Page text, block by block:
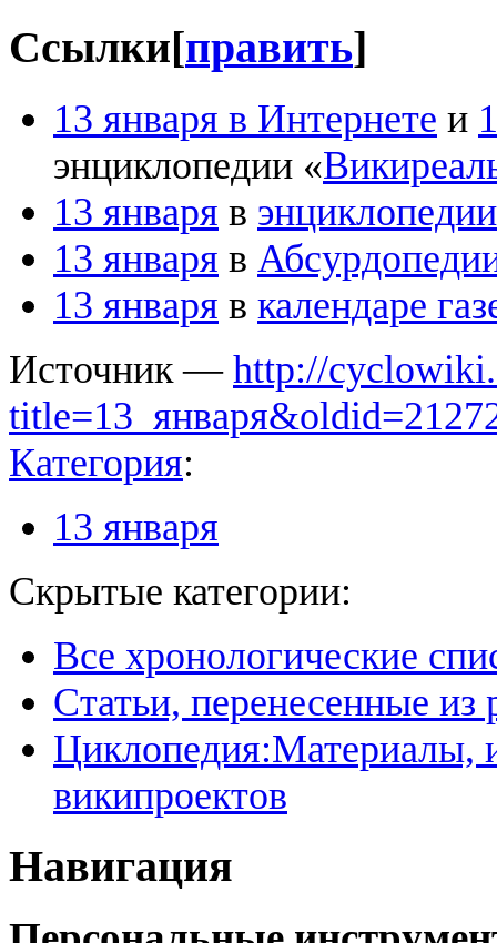
Ссылки[править]
13 января в Интернете и
энциклопедии «
13 января в
13 января в
13 января в календаре
Источник — http://
Категория:
13 января
Скрытые категории:
Все хронологические
Статьи, перенесенные из
Циклопедия:Материалы,
википроектов
Навигация